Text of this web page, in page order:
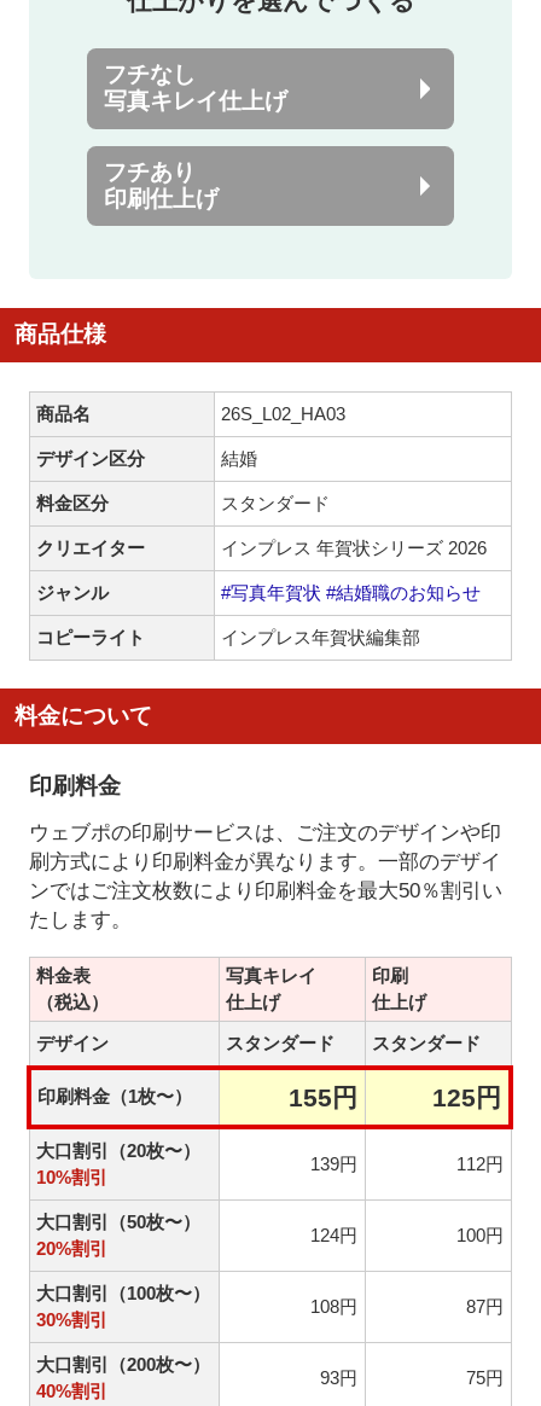
フチなし
写真キレイ仕上げ
フチあり
印刷仕上げ
商品仕様
商品名 26S_L02_HA03
デザイン区分 結婚
料金区分 スタンダード
クリエイター インプレス 年賀状シリーズ 2026
ジャンル #写真年賀状 #結婚職のお知らせ
コピーライト インプレス年賀状編集部
料金について
印刷料金
ウェブポの印刷サービスは、ご注文のデザインや印
刷方式により印刷料金が異なります。一部のデザイ
ンではご注文枚数により印刷料金を最大50％割引い
たします。
料金表
（税込）
写真キレイ
仕上げ
印刷
仕上げ
デザイン
スタンダード スタンダード
印刷料金（1枚〜） 155円 125円
大口割引（20枚〜）
10%割引
139円 112円
大口割引（50枚〜）
20%割引
124円 100円
大口割引（100枚〜）
30%割引
108円 87円
大口割引（200枚〜）
40%割引
93円 75円